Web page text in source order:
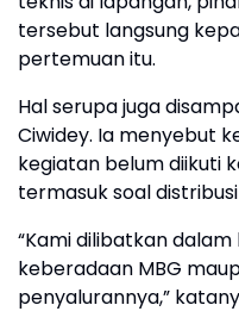
tersebut langsung
pertemuan itu.
Hal serupa juga
Ciwidey. Ia menyebut
kegiatan belum diikuti
termasuk soal
“Kami dilibatkan
keberadaan MBG
penyalurannya,”